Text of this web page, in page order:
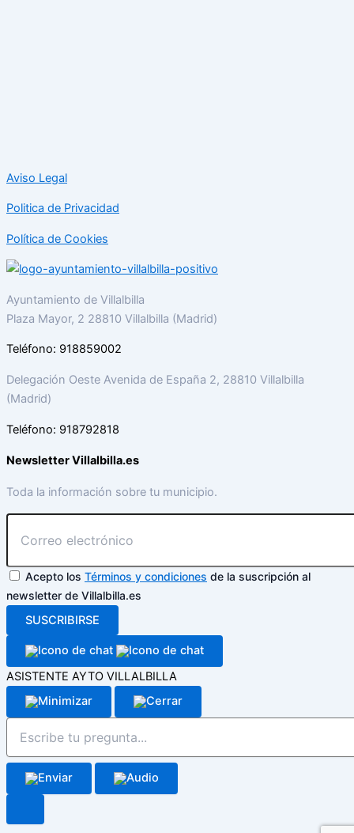
Aviso Legal
Politica de Privacidad
Política de Cookies
Ayuntamiento de Villalbilla
Plaza Mayor, 2 28810 Villalbilla (Madrid)
Teléfono: 918859002
Delegación Oeste Avenida de España 2, 28810 Villalbilla
(Madrid)
Teléfono: 918792818
Newsletter Villalbilla.es
Toda la información sobre tu municipio.
Acepto los Términos y condiciones de la suscripción al
newsletter de Villalbilla.es
SUSCRIBIRSE
ASISTENTE AYTO VILLALBILLA